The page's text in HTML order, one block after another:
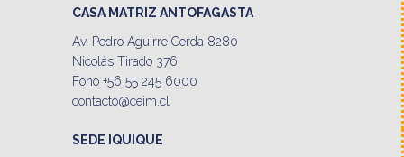
CASA MATRIZ ANTOFAGASTA
Av. Pedro Aguirre Cerda 8280
Nicolás Tirado 376
Fono +56 55 245 6000
contacto@ceim.cl
SEDE IQUIQUE